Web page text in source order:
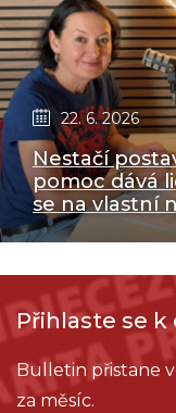
22. 6. 2026
Nestačí
pomoc dává
se na vlastní
Přihlaste se
Bulletin přistane
za měsíc.